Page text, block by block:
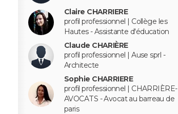
Claire CHARRIERE
profil professionnel | Collège les
Hautes - Assistante d'éducation
Claude CHARIÈRE
profil professionnel | Ause sprl -
Architecte
Sophie CHARRIERE
profil professionnel | CHARRIÈRE-
AVOCATS - Avocat au barreau de
paris